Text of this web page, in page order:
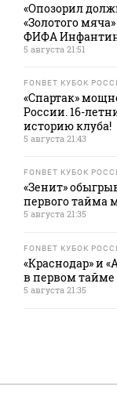
«Опозорил
«Золотого
ФИФА
5 августа 21:51
FONBET КУБОК
«Спартак»
России. 16-
историю клуба!
5 августа 21:43
FONBET КУБОК
«Зенит»
первого тайма
5 августа 21:35
FONBET КУБОК
«Краснодар» и
в первом тайме
5 августа 21:35